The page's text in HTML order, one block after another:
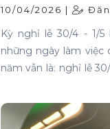
10/04/2026 |
Kỳ nghỉ lễ 30/4 - 1/
những ngày làm việc
năm vẫn là: nghỉ lễ
phương tiện di
Nhiều khách hàng